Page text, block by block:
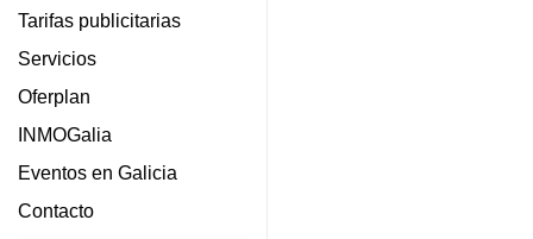
Tarifas publicitarias
Servicios
Oferplan
INMOGalia
Eventos en Galicia
Contacto